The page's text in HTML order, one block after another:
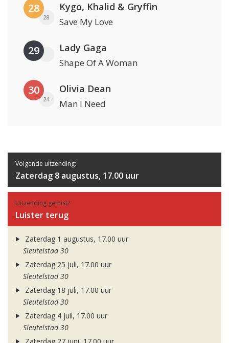
28
28
Kygo, Khalid & Gryffin
Save My Love
29 Lady Gaga
Shape Of A Woman
30
24
Olivia Dean
Man I Need
Volgende uitzending:
Zaterdag 8 augustus, 17.00 uur
Uitzending gemist?
Luister terug
Zaterdag 1 augustus, 17.00 uur
Sleutelstad 30
Zaterdag 25 juli, 17.00 uur
Sleutelstad 30
Zaterdag 18 juli, 17.00 uur
Sleutelstad 30
Zaterdag 4 juli, 17.00 uur
Sleutelstad 30